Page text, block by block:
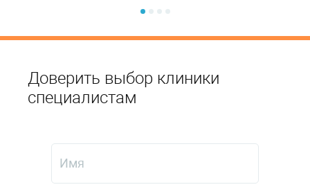
Доверить выбор клиники
специалистам